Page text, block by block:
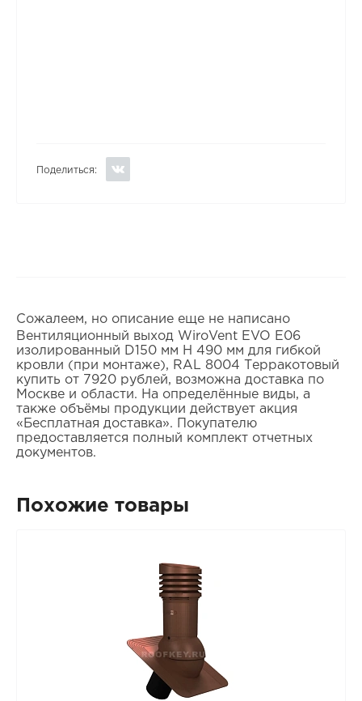
Поделиться:
Сожалеем, но описание еще не написано
Вентиляционный выход WiroVent EVO E06
изолированный D150 мм Н 490 мм для гибкой
кровли (при монтаже), RAL 8004 Терракотовый
купить от 7920 рублей, возможна доставка по
Москве и области. На определённые виды, а
также объёмы продукции действует акция
«Бесплатная доставка». Покупателю
предоставляется полный комплект отчетных
документов.
Похожие товары